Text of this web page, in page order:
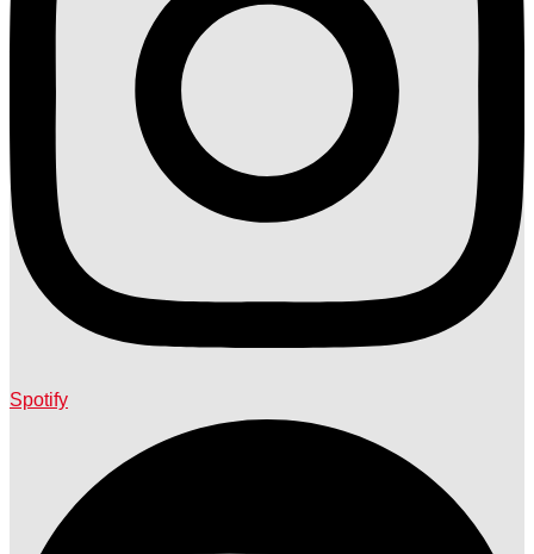
Spotify